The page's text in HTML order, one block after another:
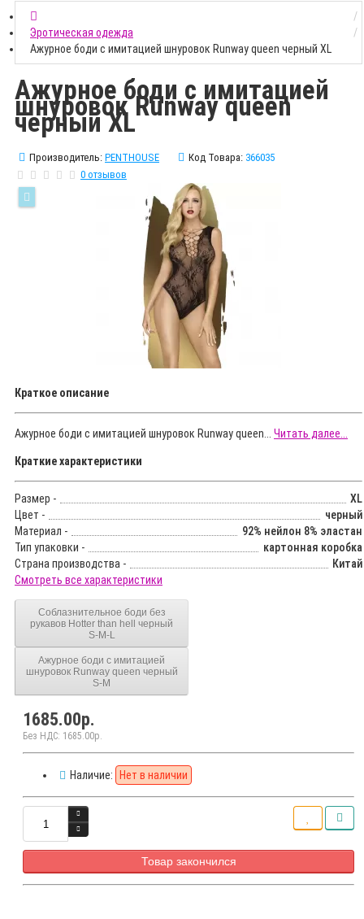
Эротическая одежда
Ажурное боди с имитацией шнуровок Runway queen черный XL
Ажурное боди с имитацией
шнуровок Runway queen
черный XL
Производитель: PENTHOUSE Код Товара: 366035
0 отзывов
Краткое описание
Ажурное боди с имитацией шнуровок Runway queen... Читать далее...
Краткие характеристики
Размер -
XL
Цвет -
черный
Материал -
92% нейлон 8% эластан
Тип упаковки -
картонная коробка
Страна производства -
Китай
Смотреть все характеристики
Соблазнительное боди без
рукавов Hotter than hell черный
S-M-L
Ажурное боди с имитацией
шнуровок Runway queen черный
S-M
1685.00р.
Без НДС: 1685.00р.
Наличие: Нет в наличии
Товар закончился